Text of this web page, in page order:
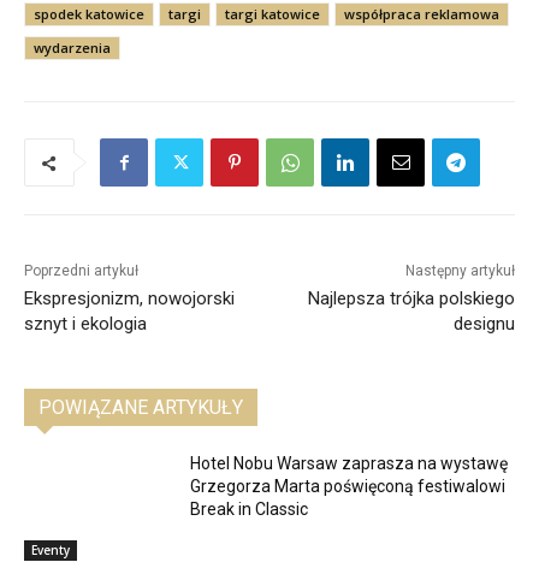
spodek katowice
targi targi katowice
współpraca reklamowa
wydarzenia
Poprzedni artykuł
Ekspresjonizm, nowojorski
sznyt i ekologia
Następny artykuł
Najlepsza trójka polskiego
designu
POWIĄZANE ARTYKUŁY
Eventy
Hotel Nobu Warsaw zaprasza na wystawę
Grzegorza Marta poświęconą festiwalowi
Break in Classic